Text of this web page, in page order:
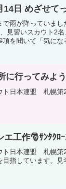
14日 めざせて
で雨が降っていま
見習いスカウト2
項を聞いて「気にな
に行ってみよう
ト日本連盟 札幌第
エ工作🎅ｻﾝﾀｸﾛ
ト日本連盟 札幌第
指しています。見